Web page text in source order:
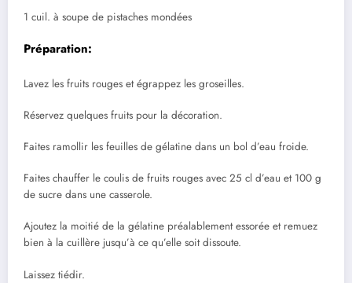
1 cuil. à soupe de pistaches mondées
Préparation:
Lavez les fruits rouges et égrappez les groseilles.
Réservez quelques fruits pour la décoration.
Faites ramollir les feuilles de gélatine dans un bol d’eau froide.
Faites chauffer le coulis de fruits rouges avec 25 cl d’eau et 100 g
de sucre dans une casserole.
Ajoutez la moitié de la gélatine préalablement essorée et remuez
bien à la cuillère jusqu’à ce qu’elle soit dissoute.
Laissez tiédir.